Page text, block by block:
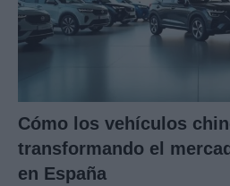
Cómo los vehículos
transformando el
en España